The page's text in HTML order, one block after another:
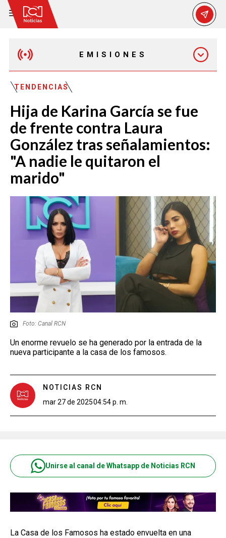
EMISIONES
MAÑANA EXPRESS
EMISIÓN 12:30 PM
EMISIÓN 7:00 PM
TENDENCIAS
Hija de Karina García se fue
de frente contra Laura
González tras señalamientos:
"A nadie le quitaron el
marido"
Foto: Canal RCN
Un enorme revuelo se ha generado por la entrada de la
nueva participante a la casa de los famosos.
NOTICIAS RCN
mar 27 de 202504:54 p. m.
Unirse al canal de Whatsapp de Noticias RCN
La Casa de los Famosos ha estado envuelta en una